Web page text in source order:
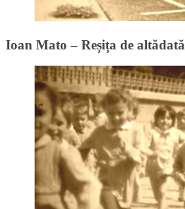
Ioan Mato – Reșița de altădată